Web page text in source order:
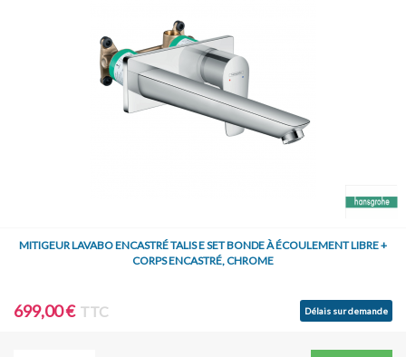
MITIGEUR LAVABO ENCASTRÉ TALIS E SET BONDE À ÉCOULEMENT LIBRE +
CORPS ENCASTRÉ, CHROME
699,00 € TTC Délais sur demande